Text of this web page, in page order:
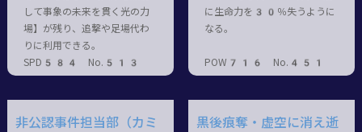
して事象の未来を貫く光の力
場】が残り、追撃や足場代わ
りに利用できる。
SPD584 No.513
に生命力を30％失うように
なる。
POW716 No.451
非公認事件担当部（カミ
黒後痕奪・虚空に消え逝